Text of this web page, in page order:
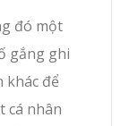
đó một
gắng ghi
khác để
cá nhân